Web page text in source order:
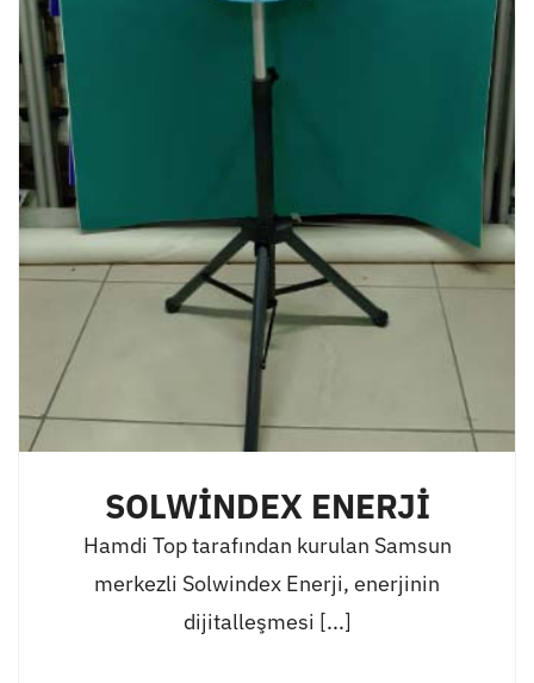
SOLWİNDEX ENERJİ
Hamdi Top tarafından kurulan Samsun
merkezli Solwindex Enerji, enerjinin
dijitalleşmesi [...]